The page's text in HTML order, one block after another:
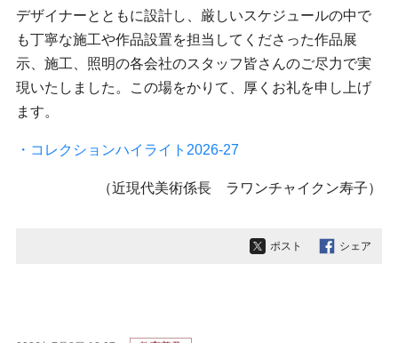
デザイナーとともに設計し、厳しいスケジュールの中で
も丁寧な施工や作品設置を担当してくださった作品展
示、施工、照明の各会社のスタッフ皆さんのご尽力で実
現いたしました。この場をかりて、厚くお礼を申し上げ
ます。
・コレクションハイライト2026-27
（近現代美術係長 ラワンチャイクン寿子）
ポスト シェア